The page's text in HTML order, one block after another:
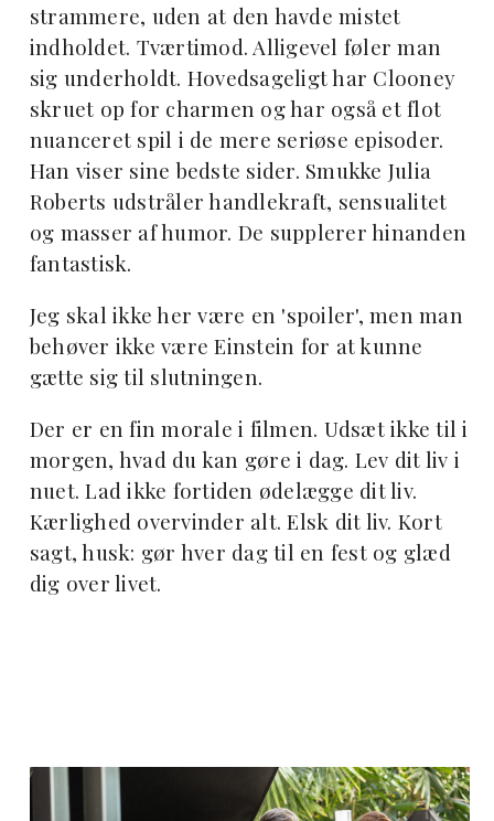
strammere, uden at den havde mistet
indholdet. Tværtimod. Alligevel føler man
sig underholdt. Hovedsageligt har Clooney
skruet op for charmen og har også et flot
nuanceret spil i de mere seriøse episoder.
Han viser sine bedste sider. Smukke Julia
Roberts udstråler handlekraft, sensualitet
og masser af humor. De supplerer hinanden
fantastisk.
Jeg skal ikke her være en 'spoiler', men man
behøver ikke være Einstein for at kunne
gætte sig til slutningen.
Der er en fin morale i filmen. Udsæt ikke til i
morgen, hvad du kan gøre i dag. Lev dit liv i
nuet. Lad ikke fortiden ødelægge dit liv.
Kærlighed overvinder alt. Elsk dit liv. Kort
sagt, husk: gør hver dag til en fest og glæd
dig over livet.